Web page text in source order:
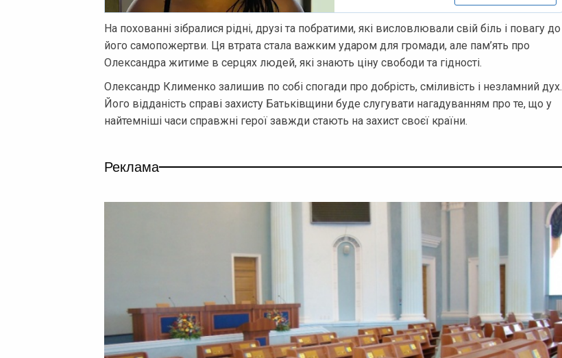
На похованні зібралися рідні, друзі та побратими, які висловлювали свій біль і повагу до
його самопожертви. Ця втрата стала важким ударом для громади, але пам’ять про
Олександра житиме в серцях людей, які знають ціну свободи та гідності.
Олександр Клименко залишив по собі спогади про добрість, сміливість і незламний дух.
Його відданість справі захисту Батьківщини буде слугувати нагадуванням про те, що у
найтемніші часи справжні герої завжди стають на захист своєї країни.
Реклама